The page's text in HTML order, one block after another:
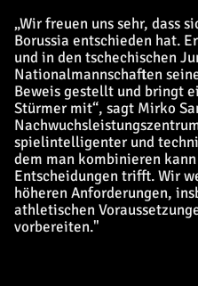
„Wir freuen uns sehr, dass
Borussia entschieden hat.
und in den tschechischen
Nationalmannschaften
Beweis gestellt und bringt
Stürmer mit“, sagt Mirko
spielintelligenter und
dem man kombinieren
Entscheidungen trifft. Wir
höheren Anforderungen,
athletischen
vorbereiten."